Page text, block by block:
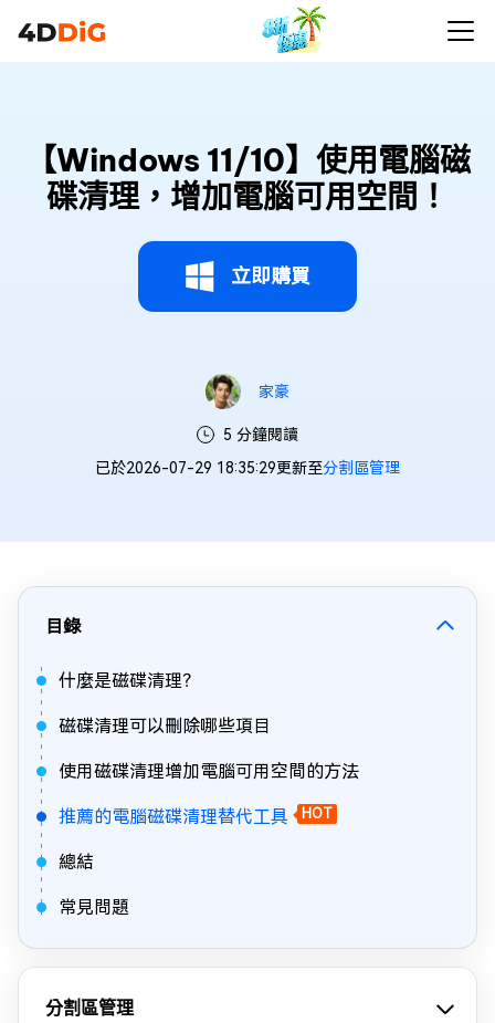
【Windows 11/10】使用電腦磁
碟清理，增加電腦可用空間！
立即購買
家豪
5 分鐘閱讀
已於2026-07-29 18:35:29更新至分割區管理
目錄
什麼是磁碟清理？
磁碟清理可以刪除哪些項目
使用磁碟清理增加電腦可用空間的方法
推薦的電腦磁碟清理替代工具 HOT
總結
常見問題
分割區管理